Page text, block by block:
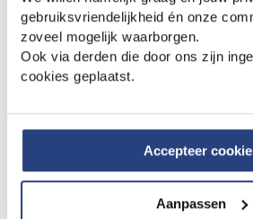
gebruiksvriendelijkheid én onze
zoveel mogelijk waarborgen.
Ook via derden die door ons zijn
cookies geplaatst.
Accepteer
Aanpassen